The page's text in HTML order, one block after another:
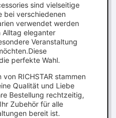
sind vielseitige
bei verschiedenen
verwendet werden
Alltag eleganter
Veranstaltung
perfekte Wahl.
RICHSTAR stammen
Qualität und Liebe
Bestellung rechtzeitig,
Zubehör für alle
bereit ist.